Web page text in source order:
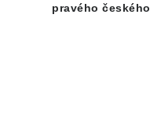
pravého českého